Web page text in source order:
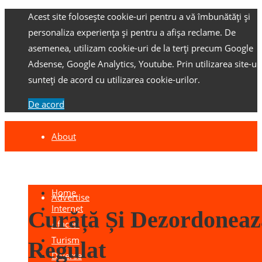
Acest site folosește cookie-uri pentru a vă îmbunătăți și
personaliza experiența și pentru a afișa reclame. De
asemenea, utilizam cookie-uri de la terți precum Google
Adsense, Google Analytics, Youtube. Prin utilizarea site-
sunteți de acord cu utilizarea cookie-urilor.
De acord
About
Advertise
Home
Internet
Afaceri
Turism
Diverse
Curăță Și
Regulat